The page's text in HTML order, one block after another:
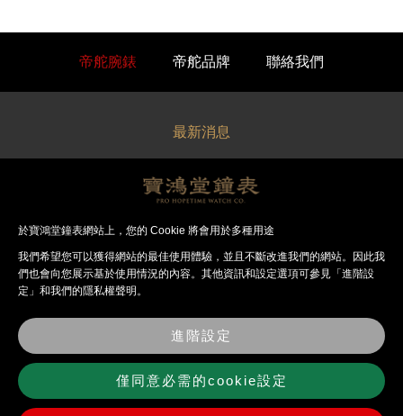
帝舵腕錶 帝舵品牌 聯絡我們
最新消息
關於寶鴻堂
經銷品牌
法律聲明
聯絡我們
於寶鴻堂鐘表網站上，您的 Cookie 將會用於多種用途
我們希望您可以獲得網站的最佳使⽤體驗，並且不斷改進我們的網站。因此我
們也會向您展⽰基於使⽤情況的內容。其他資訊和設定選項可參見「進階設
定」和我們的隱私權聲明。
進階設定
僅同意必需的cookie設定